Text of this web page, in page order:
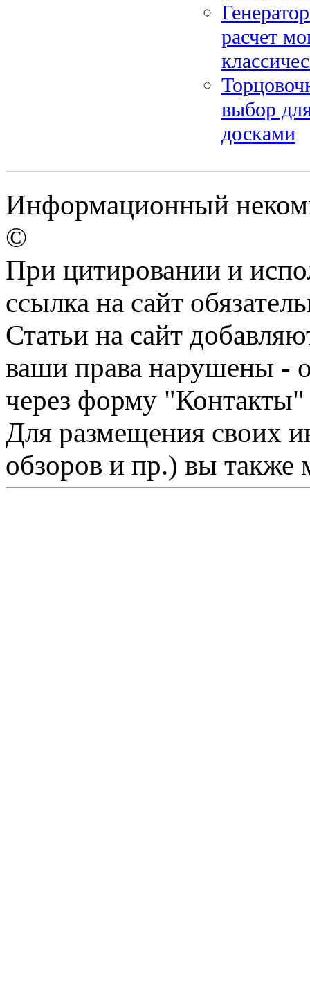
расчет
выбор
досками
Информационный
©
При цитировании и
ссылка на сайт
Статьи на сайт
ваши права нарушены -
через форму "Контакты"
Для размещения своих
обзоров и пр.) вы также